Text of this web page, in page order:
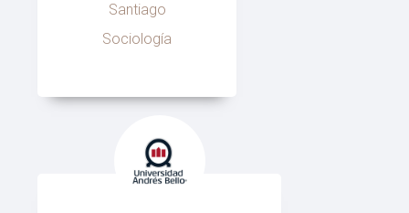
Santiago
Sociología